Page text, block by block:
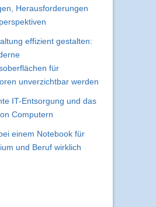
Herausforderungen
effizient gestalten:
für
unverzichtbar werden
IT-Entsorgung und das
Computern
einem Notebook für
und Beruf wirklich